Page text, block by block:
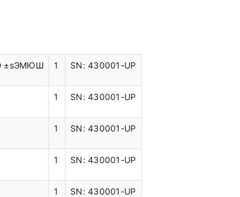
1 SN: 430001-UP
1 SN: 430001-UP
1 SN: 430001-UP
1 SN: 430001-UP
1 SN: 430001-UP